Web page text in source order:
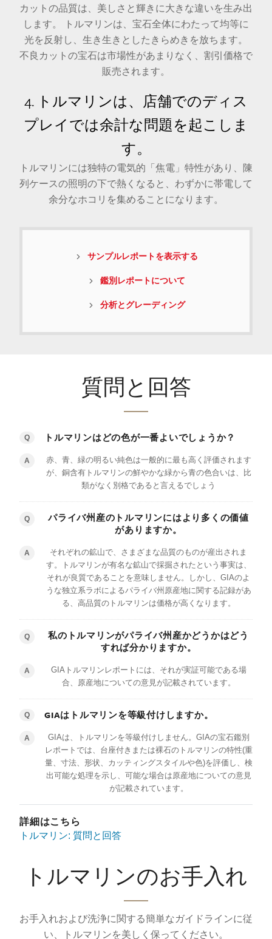
カットの品質は、美しさと輝きに大きな違いを生み出
します。 トルマリンは、宝石全体にわたって均等に
光を反射し、生き生きとしたきらめきを放ちます。
不良カットの宝石は市場性があまりなく、割引価格で
販売されます。
4. トルマリンは、店舗でのディス
プレイでは余計な問題を起こしま
す。
トルマリンには独特の電気的「焦電」特性があり、陳
列ケースの照明の下で熱くなると、わずかに帯電して
余分なホコリを集めることになります。
サンプルレポートを表示する
鑑別レポートについて
分析とグレーディング
質問と回答
Q トルマリンはどの色が一番よいでしょうか？
A
赤、青、緑の明るい純色は一般的に最も高く評価されます
が、銅含有トルマリンの鮮やかな緑から青の色合いは、比
類がなく別格であると言えるでしょう
Q
パライバ州産のトルマリンにはより多くの価値
がありますか。
A
それぞれの鉱山で、さまざまな品質のものが産出されま
す。トルマリンが有名な鉱山で採掘されたという事実は、
それが良質であることを意味しません。しかし、GIAのよ
うな独立系ラボによるパライバ州原産地に関する記録があ
る、高品質のトルマリンは価格が高くなります。
Q
私のトルマリンがパライバ州産かどうかはどう
すれば分かりますか。
A
GIAトルマリンレポートには、それが実証可能である場
合、原産地についての意見が記載されています。
Q GIAはトルマリンを等級付けしますか。
A
GIAは、トルマリンを等級付けしません。GIAの宝石鑑別
レポートでは、台座付きまたは裸石のトルマリンの特性(重
量、寸法、形状、カッティングスタイルや色)を評価し、検
出可能な処理を示し、可能な場合は原産地についての意見
が記載されています。
詳細はこちら
トルマリン: 質問と回答
トルマリンのお手入れ
お手入れおよび洗浄に関する簡単なガイドラインに従
い、トルマリンを美しく保ってください。